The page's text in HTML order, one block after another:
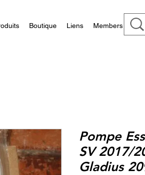
Boutique Liens Members
Pompe
SV 2017/
Gladius